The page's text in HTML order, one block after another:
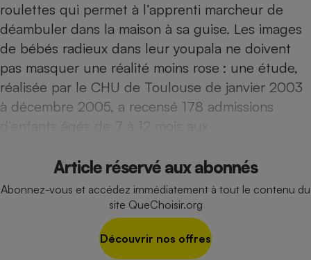
roulettes qui permet à l’apprenti marcheur de
déambuler dans la maison à sa guise. Les images
de bébés radieux dans leur youpala ne doivent
pas masquer une réalité moins rose : une étude,
réalisée par le CHU de Toulouse de janvier 2003
à décembre 2005, a recensé 178 admissions
d’enfants âgés de 7 à 12 mois aux
Article réservé aux abonnés
Abonnez-vous et accédez immédiatement à tout le contenu du
site QueChoisir.org
Découvrir nos offres
Climatiseur -
Ventilateur
Cafetière à expressos
Antivirus